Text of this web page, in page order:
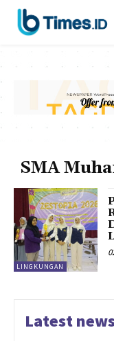
SMA
LINGKUNGAN
Latest